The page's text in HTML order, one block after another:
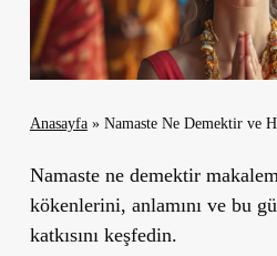
Anasayfa» Namaste Ne Demektir ve
Namaste ne demektir
kökenlerini, anlamını ve bu
katkısını keşfedin.